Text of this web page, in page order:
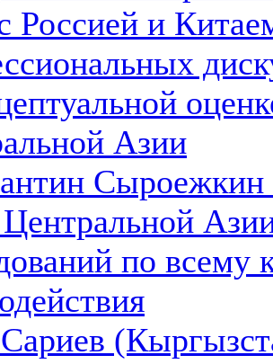
Россией и
Азии
Сыроежкин
Центральной
по всему